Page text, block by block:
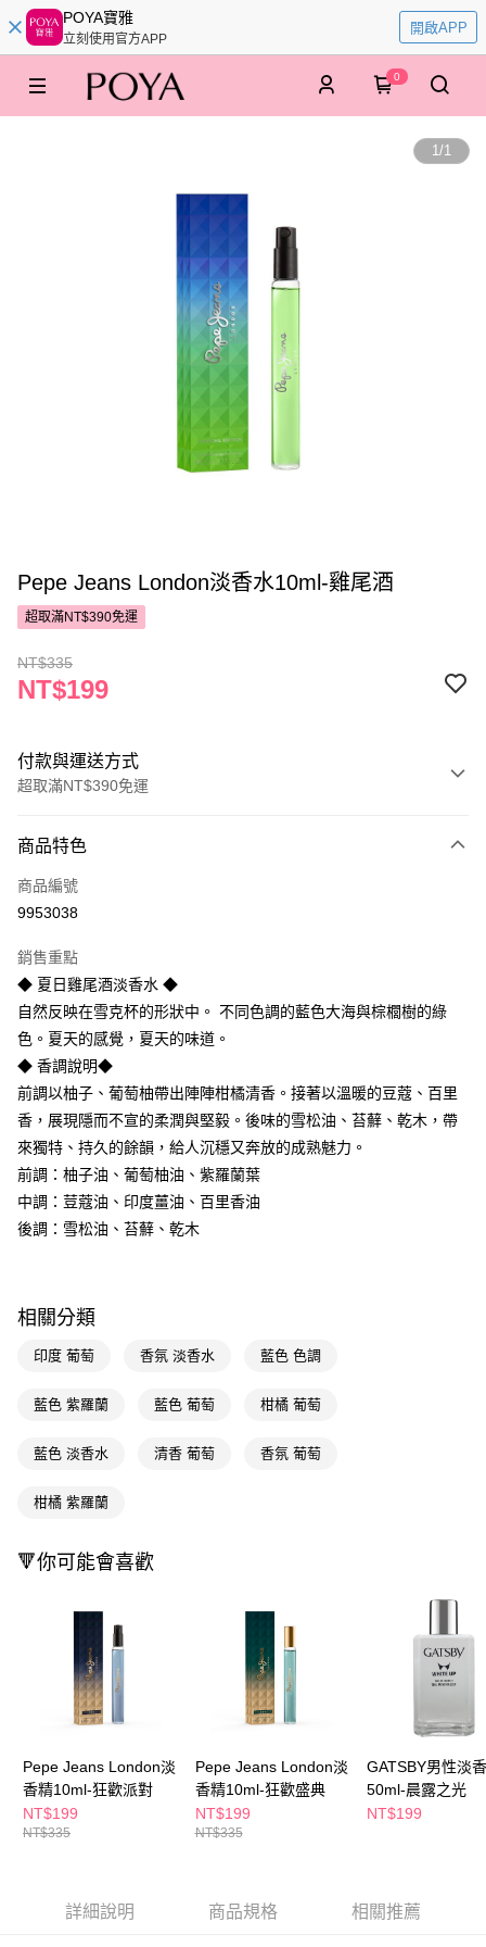
POYA寶雅
立刻使用官方APP
開啟APP
0
1/1
Pepe Jeans London淡香水10ml-雞尾酒
超取滿NT$390免運
NT$335
NT$199
付款與運送方式
超取滿NT$390免運
POYA支付
信用卡一次付款
LINE Pay
Apple Pay
街口支付
悠遊付
Google Pay
AFTEE先享後付
相關說明
【關於「AFTEE先享後付」】
２．便利：只要手機號碼，簡訊認證，即可結帳。
３．安心：先確認商品／服務後，再付款。
結帳頁面，進行簡訊認證並確認金額後，即可完成結帳。
３．收到繳費通知簡訊後14天內，點擊此簡訊中的連結，可透過四大超商／
購買商品的店家。未經商家同意取消之訂單仍視為有效，需透過AFTEE先享
是否繳費成功／繳費後需取消欲退款等相關疑問，請聯繫「AFTEE先享後付
１．透過由恩沛科技股份有限公司提供之「AFTEE先享後付」服務完成之交
易，需依本服務之必要範圍內提供個人資料，並將交易相關給付款項請求債
權轉讓予恩沛科技股份有限公司。
２．關於個人資料處理事宜，請瀏覽以下網址：
https://aftee.tw/terms/#terms3
３．未成年的使用者請事先徵得法定代理人或監護人之同意方可使用
「AFTEE先享後付」，若未經同意申辦者引起之損失，本公司不負相關責
任。
４．使用「AFTEE先享後付」時，將依據個別帳號之用戶狀況，依本公司即
時審查核予不同之上限額度；若仍有額度不足之情形，本公司將視審查結果
請求用戶進行身份認證。
每筆NT$65，滿NT$390(含以上)免運費
付款後全家取貨
每筆NT$65，滿NT$490(含以上)免運費
每筆NT$65，滿NT$490(含以上)免運費
7-11取貨付款
每筆NT$65，滿NT$490(含以上)免運費
付款後7-11取貨
每筆NT$65，滿NT$490(含以上)免運費
每筆NT$100，滿NT$790(含以上)免運費
付款後寶雅門市自取(由倉庫統一出貨)
商品特色
商品編號
9953038
銷售重點
◆ 夏日雞尾酒淡香水 ◆
自然反映在雪克杯的形狀中。 不同色調的藍色大海與棕櫚樹的綠
色。夏天的感覺，夏天的味道。
◆ 香調說明◆
前調以柚子、葡萄柚帶出陣陣柑橘清香。接著以溫暖的豆蔻、百里
香，展現隱而不宣的柔潤與堅毅。後味的雪松油、苔蘚、乾木，帶
來獨特、持久的餘韻，給人沉穩又奔放的成熟魅力。
前調：柚子油、葡萄柚油、紫羅蘭葉
中調：荳蔻油、印度薑油、百里香油
後調：雪松油、苔蘚、乾木
相關分類
印度 葡萄 香氛 淡香水 藍色 色調
藍色 紫羅蘭 藍色 葡萄 柑橘 葡萄
藍色 淡香水 清香 葡萄 香氛 葡萄
柑橘 紫羅蘭
🔻你可能會喜歡
Pepe Jeans London淡
香精10ml-狂歡派對
NT$199
NT$335
Pepe Jeans London淡
香精10ml-狂歡盛典
NT$199
NT$335
GATSBY男性淡
50ml-晨露之光
NT$199
詳細說明 商品規格 相關推薦